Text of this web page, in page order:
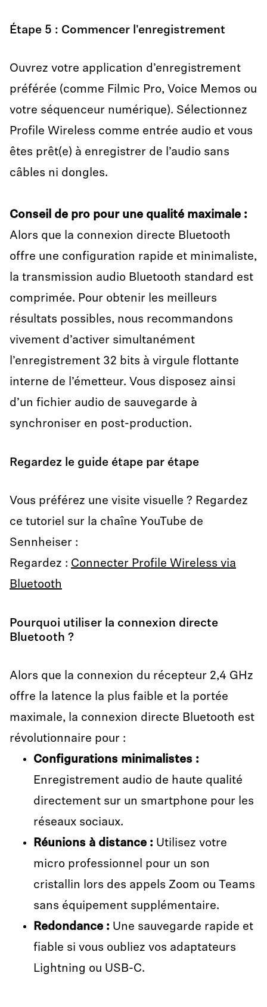
Étape 5 : Commencer l'enregistrement
Ouvrez votre application d’enregistrement
préférée (comme Filmic Pro, Voice Memos ou
votre séquenceur numérique). Sélectionnez
Profile Wireless comme entrée audio et vous
êtes prêt(e) à enregistrer de l’audio sans
câbles ni dongles.
Conseil de pro pour une qualité maximale :
Alors que la connexion directe Bluetooth
offre une configuration rapide et minimaliste,
la transmission audio Bluetooth standard est
comprimée. Pour obtenir les meilleurs
résultats possibles, nous recommandons
vivement d’activer simultanément
l’enregistrement 32 bits à virgule flottante
interne de l’émetteur. Vous disposez ainsi
d’un fichier audio de sauvegarde à
synchroniser en post-production.
Regardez le guide étape par étape
Vous préférez une visite visuelle ? Regardez
ce tutoriel sur la chaîne YouTube de
Sennheiser :
Regardez : Connecter Profile Wireless via
Bluetooth
Pourquoi utiliser la connexion directe
Bluetooth ?
Alors que la connexion du récepteur 2,4 GHz
offre la latence la plus faible et la portée
maximale, la connexion directe Bluetooth est
révolutionnaire pour :
Configurations minimalistes :
Enregistrement audio de haute qualité
directement sur un smartphone pour les
réseaux sociaux.
Réunions à distance : Utilisez votre
micro professionnel pour un son
cristallin lors des appels Zoom ou Teams
sans équipement supplémentaire.
Redondance : Une sauvegarde rapide et
fiable si vous oubliez vos adaptateurs
Lightning ou USB-C.